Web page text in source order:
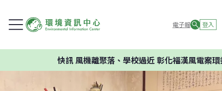
電子報 登入
風機離聚落、學校過近 彰化福漢風電案環委建議不